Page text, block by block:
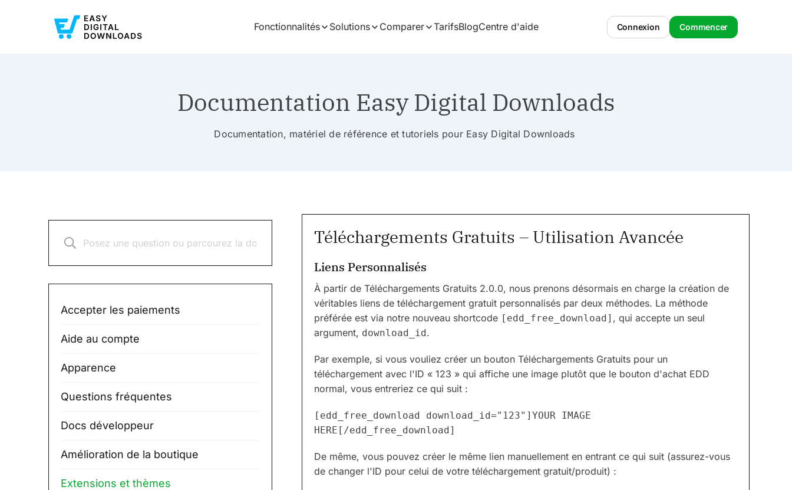
Fonctionnalités Solutions Comparer TarifsBlogCentre d'aide Connexion Commencer
Documentation Easy Digital Downloads
Documentation, matériel de référence et tutoriels pour Easy Digital Downloads
Accepter les paiements
Aide au compte
Apparence
Questions fréquentes
Docs développeur
Amélioration de la boutique
Extensions et thèmes
Téléchargements Gratuits – Utilisation Avancée
Liens Personnalisés
À partir de Téléchargements Gratuits 2.0.0, nous prenons désormais en charge la création de
véritables liens de téléchargement gratuit personnalisés par deux méthodes. La méthode
préférée est via notre nouveau shortcode [edd_free_download] , qui accepte un seul
argument, download_id.
Par exemple, si vous vouliez créer un bouton Téléchargements Gratuits pour un
téléchargement avec l'ID « 123 » qui affiche une image plutôt que le bouton d'achat EDD
normal, vous entreriez ce qui suit :
[edd_free_download download_id="123"]YOUR IMAGE
HERE[/edd_free_download]
De même, vous pouvez créer le même lien manuellement en entrant ce qui suit (assurez-vous
de changer l'ID pour celui de votre téléchargement gratuit/produit) :